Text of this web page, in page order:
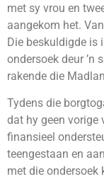
met sy vrou en
aangekom het.
Die beskuldigde is
ondersoek deur ’n
rakende die
Tydens die
dat hy geen vorige
finansieel
teengestaan en
met die ondersoek